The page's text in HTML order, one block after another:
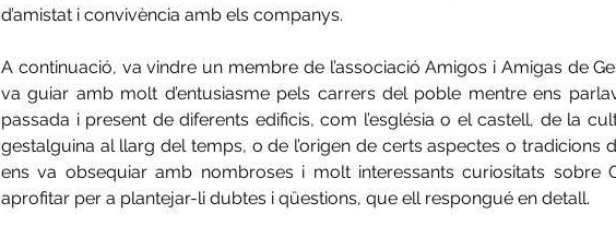
d’amistat i convivència amb els companys.
A continuació, va vindre un membre de l’associació Amigos i Amigas de
va guiar amb molt d’entusiasme pels carrers del poble mentre ens
passada i present de diferents edificis, com l’església o el castell, de la
gestalguina al llarg del temps, o de l’origen de certs aspectes o tradicions
ens va obsequiar amb nombroses i molt interessants curiositats sobre
aprofitar per a plantejar-li dubtes i qüestions, que ell respongué en detall.